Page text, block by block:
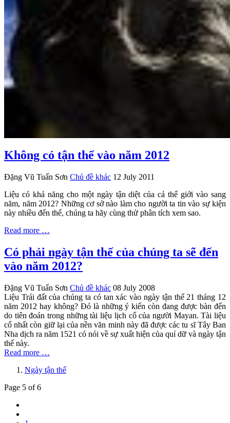
Không có tận thế vào năm 2012
Đặng Vũ Tuấn Sơn Chủ đề khác 12 July 2011
Liệu có khả năng cho một ngày tận diệt của cả thế giới vào sang
năm, năm 2012? Những cơ sở nào làm cho người ta tin vào sự kiện
này nhiều đến thế, chúng ta hãy cùng thử phân tích xem sao.
Read more …
Có phải ngày tận thế của chúng ta sẽ đến
vào năm 2012?
Đặng Vũ Tuấn Sơn Chủ đề khác 08 July 2008
Liệu Trái đất của chúng ta có tan xác vào ngày tận thế 21 tháng 12
năm 2012 hay không? Đó là những ý kiến còn đang được bàn đến
do tiên đoán trong những tài liệu lịch cổ của người Mayan. Tài liệu
cổ nhất còn giữ lại của nền văn minh này đã được các tu sĩ Tây Ban
Nha dịch ra năm 1521 có nói về sự xuất hiện của quỉ dữ và ngày tận
thế này.
Read more …
Ngày tận thế
Page 5 of 6